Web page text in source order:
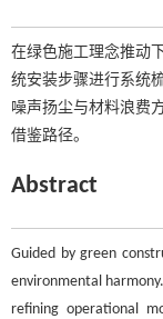
在绿色施工理念推动
统安装步骤进行系统
噪声扬尘与材料浪费
借鉴路径。
Abstract
Guided by green
environmental
refining operational